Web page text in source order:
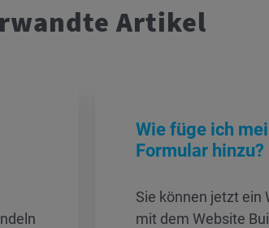
Artikel
Wie füge ich
Formular hinzu?
Sie können jetzt ein
mit dem Website